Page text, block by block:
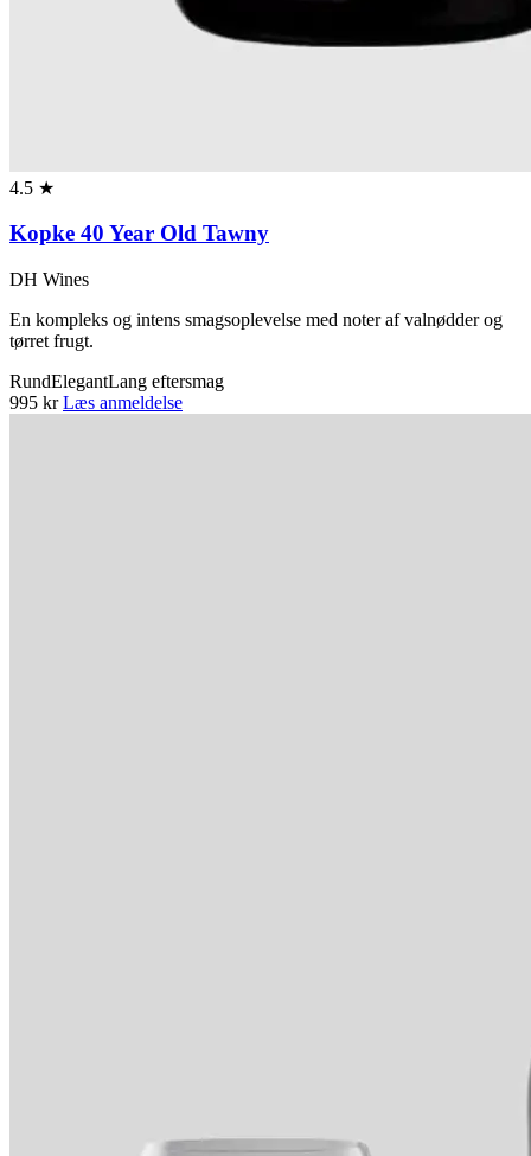
4.5 ★
Kopke 40 Year Old Tawny
DH Wines
En kompleks og intens smagsoplevelse med noter af valnødder og
tørret frugt.
RundElegantLang eftersmag
995 kr Læs anmeldelse